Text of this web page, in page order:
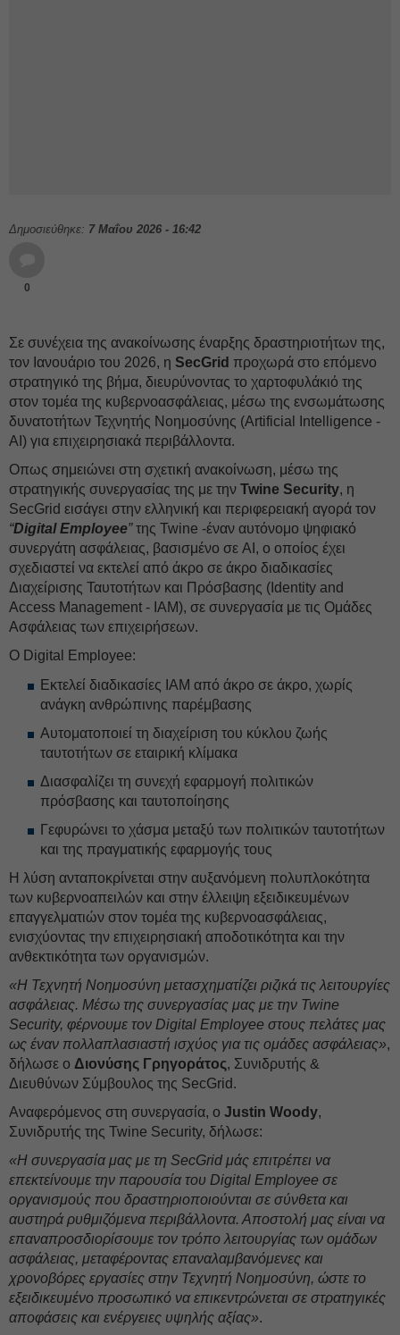
Δημοσιεύθηκε: 7 Μαΐου 2026 - 16:42
0
Σε συνέχεια της ανακοίνωσης έναρξης δραστηριοτήτων της,
τον Ιανουάριο του 2026, η SecGrid προχωρά στο επόμενο
στρατηγικό της βήμα, διευρύνοντας το χαρτοφυλάκιό της
στον τομέα της κυβερνοασφάλειας, μέσω της ενσωμάτωσης
δυνατοτήτων Τεχνητής Νοημοσύνης (Artificial Intelligence -
AI) για επιχειρησιακά περιβάλλοντα.
Οπως σημειώνει στη σχετική ανακοίνωση, μέσω της
στρατηγικής συνεργασίας της με την Twine Security, η
SecGrid εισάγει στην ελληνική και περιφερειακή αγορά τον
“Digital Employee”της Twine -έναν αυτόνομο ψηφιακό
συνεργάτη ασφάλειας, βασισμένο σε AI, ο οποίος έχει
σχεδιαστεί να εκτελεί από άκρο σε άκρο διαδικασίες
Διαχείρισης Ταυτοτήτων και Πρόσβασης (Identity and
Access Management - IAM), σε συνεργασία με τις Ομάδες
Ασφάλειας των επιχειρήσεων.
Ο Digital Employee:
Εκτελεί διαδικασίες IAM από άκρο σε άκρο, χωρίς
ανάγκη ανθρώπινης παρέμβασης
Αυτοματοποιεί τη διαχείριση του κύκλου ζωής
ταυτοτήτων σε εταιρική κλίμακα
Διασφαλίζει τη συνεχή εφαρμογή πολιτικών
πρόσβασης και ταυτοποίησης
Γεφυρώνει το χάσμα μεταξύ των πολιτικών ταυτοτήτων
και της πραγματικής εφαρμογής τους
Η λύση ανταποκρίνεται στην αυξανόμενη πολυπλοκότητα
των κυβερνοαπειλών και στην έλλειψη εξειδικευμένων
επαγγελματιών στον τομέα της κυβερνοασφάλειας,
ενισχύοντας την επιχειρησιακή αποδοτικότητα και την
ανθεκτικότητα των οργανισμών.
«Η Τεχνητή Νοημοσύνη μετασχηματίζει ριζικά τις λειτουργίες
ασφάλειας. Μέσω της συνεργασίας μας με την Twine
Security, φέρνουμε τον Digital Employee στους πελάτες μας
ως έναν πολλαπλασιαστή ισχύος για τις ομάδες ασφάλειας»,
δήλωσε ο Διονύσης Γρηγοράτος, Συνιδρυτής &
Διευθύνων Σύμβουλος της SecGrid.
Αναφερόμενος στη συνεργασία, ο Justin Woody,
Συνιδρυτής της Twine Security, δήλωσε:
«Η συνεργασία μας με τη SecGrid μάς επιτρέπει να
επεκτείνουμε την παρουσία του Digital Employee σε
οργανισμούς που δραστηριοποιούνται σε σύνθετα και
αυστηρά ρυθμιζόμενα περιβάλλοντα. Αποστολή μας είναι να
επαναπροσδιορίσουμε τον τρόπο λειτουργίας των ομάδων
ασφάλειας, μεταφέροντας επαναλαμβανόμενες και
χρονοβόρες εργασίες στην Τεχνητή Νοημοσύνη, ώστε το
εξειδικευμένο προσωπικό να επικεντρώνεται σε στρατηγικές
αποφάσεις και ενέργειες υψηλής αξίας».